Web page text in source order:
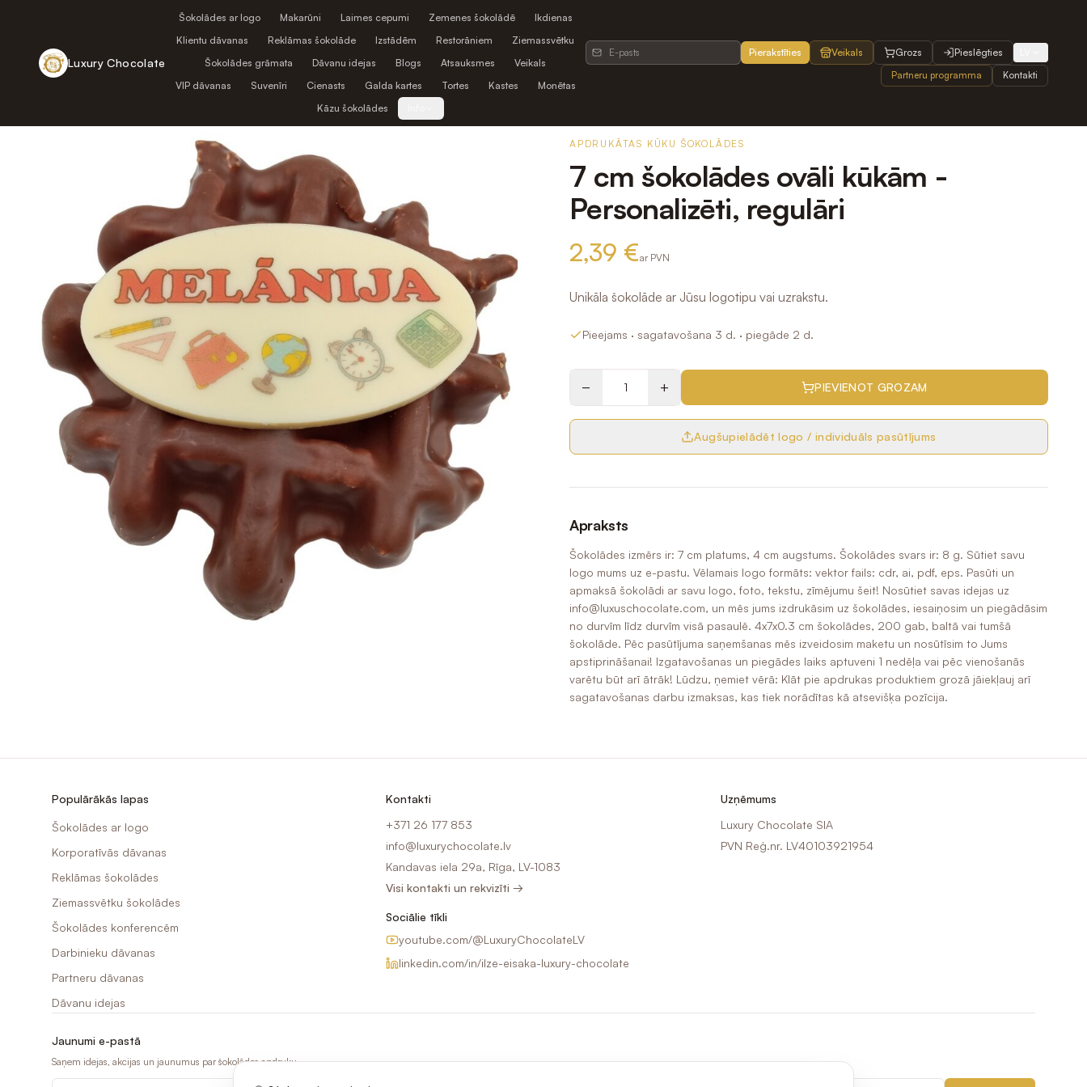
Luxury Chocolate
Šokolādes ar logo Makarūni Laimes cepumi Zemenes šokolādē
Ikdienas
Klientu dāvanas
Reklāmas šokolāde Izstādēm Restorāniem
Ziemassvētku
Šokolādes grāmata
Dāvanu idejas Blogs Atsauksmes
Veikals
VIP dāvanas
Suvenīri Cienasts Galda kartes Tortes Kastes
Monētas
Kāzu šokolādes
Pierakstīties Veikals Grozs Pieslēgties
Partneru programma Kontakti
APDRUKĀTAS KŪKU ŠOKOLĀDES
7 cm šokolādes ovāli kūkām -
Personalizēti, regulāri
2,39 €ar PVN
Unikāla šokolāde ar Jūsu logotipu vai uzrakstu.
Pieejams · sagatavošana 3 d. · piegāde 2 d.
− + PIEVIENOT GROZAM
Augšupielādēt logo / individuāls pasūtījums
Apraksts
Šokolādes izmērs ir: 7 cm platums, 4 cm augstums. Šokolādes svars ir: 8 g. Sūtiet savu
logo mums uz e-pastu. Vēlamais logo formāts: vektor fails: cdr, ai, pdf, eps. Pasūti un
apmaksā šokolādi ar savu logo, foto, tekstu, zīmējumu šeit! Nosūtiet savas idejas uz
info@luxuschocolate.com, un mēs jums izdrukāsim uz šokolādes, iesaiņosim un piegādāsim
no durvīm līdz durvīm visā pasaulē. 4x7x0.3 cm šokolādes, 200 gab, baltā vai tumšā
šokolāde. Pēc pasūtījuma saņemšanas mēs izveidosim maketu un nosūtīsim to Jums
apstiprināšanai! Izgatavošanas un piegādes laiks aptuveni 1 nedēļa vai pēc vienošanās
varētu būt arī ātrāk! Lūdzu, ņemiet vērā: Klāt pie apdrukas produktiem grozā jāiekļauj arī
sagatavošanas darbu izmaksas, kas tiek norādītas kā atsevišķa pozīcija.
Populārākās lapas
Šokolādes ar logo
Korporatīvās dāvanas
Reklāmas šokolādes
Ziemassvētku šokolādes
Šokolādes konferencēm
Darbinieku dāvanas
Partneru dāvanas
Dāvanu idejas
Kontakti
+371 26 177 853
info@luxurychocolate.lv
Kandavas iela 29a, Rīga, LV-1083
Visi kontakti un rekvizīti →
Sociālie tīkli
youtube.com/@LuxuryChocolateLV
linkedin.com/in/ilze-eisaka-luxury-chocolate
Uzņēmums
Luxury Chocolate SIA
PVN Reģ.nr. LV40103921954
Jaunumi e-pastā
Saņem idejas, akcijas un jaunumus par šokolādes apdruku.